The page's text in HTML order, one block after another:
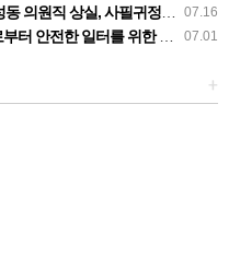
07.16
원직 상실, 사필귀정이다
07.01
총 강원지역본부 폭염감시단 선포 기자회견
+